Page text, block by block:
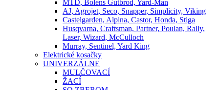
MTD, Bolens Gutbrod, Yard-Man
AJ, Agrojet, Seco, Snapper, Simplicity, Viking
Castelgarden, Alpina, Castor, Honda, Stiga
Husqvarna, Craftsman, Partner, Poulan, Rally,
Laser, Wizard, McCulloch
Murray, Sentinel, Yard King
Elektrické kosačky
UNIVERZÁLNE
MULČOVACÍ
ŽACÍ